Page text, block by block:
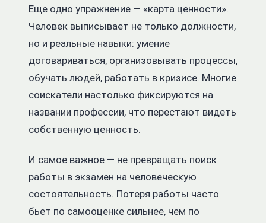
Еще одно упражнение — «карта ценности».
Человек выписывает не только должности,
но и реальные навыки: умение
договариваться, организовывать процессы,
обучать людей, работать в кризисе. Многие
соискатели настолько фиксируются на
названии профессии, что перестают видеть
собственную ценность.
И самое важное — не превращать поиск
работы в экзамен на человеческую
состоятельность. Потеря работы часто
бьет по самооценке сильнее, чем по